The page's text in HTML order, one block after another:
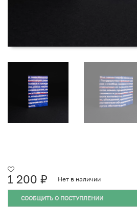
1 200 ₽ Нет в наличии
СООБЩИТЬ О ПОСТУПЛЕНИИ